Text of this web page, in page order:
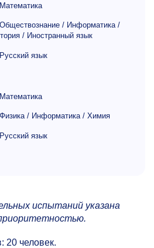
/ Информатика /
/ Иностранный язык
язык
/ Информатика / Химия
язык
испытаний указана
20 человек.